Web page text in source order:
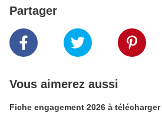
Partager
Vous aimerez aussi
Fiche engagement 2026 à télécharger